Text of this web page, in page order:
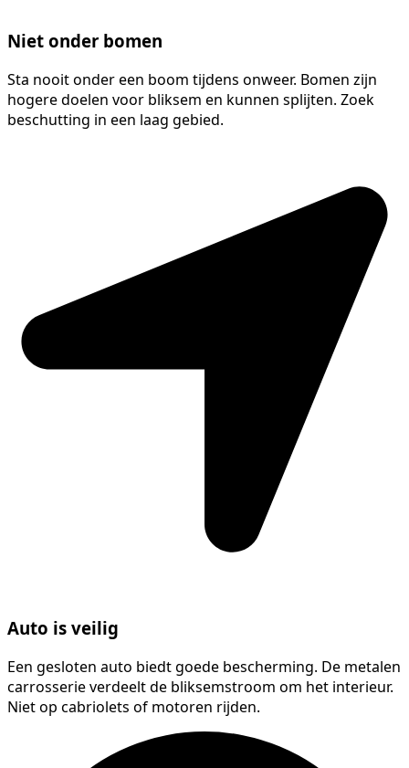
Niet onder bomen
Sta nooit onder een boom tijdens onweer. Bomen zijn
hogere doelen voor bliksem en kunnen splijten. Zoek
beschutting in een laag gebied.
Auto is veilig
Een gesloten auto biedt goede bescherming. De metalen
carrosserie verdeelt de bliksemstroom om het interieur.
Niet op cabriolets of motoren rijden.